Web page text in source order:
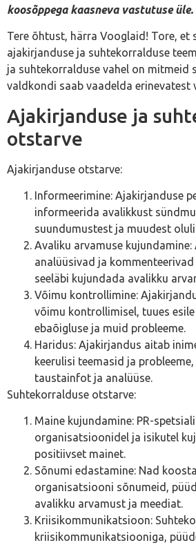
koosõppega kaasneva vastutuse üle.
Tere õhtust, härra Vooglaid! Tore, et
ajakirjanduse ja suhtekorralduse
ja suhtekorralduse vahel on mitmeid
valdkondi saab vaadelda erinevatest
Ajakirjanduse ja
otstarve
Ajakirjanduse otstarve:
Informeerimine: Ajakirjanduse
informeerida avalikkust
suundumustest ja muudest
Avaliku arvamuse kujundamine:
analüüsivad ja
seeläbi kujundada avalikku
Võimu kontrollimine:
võimu kontrollimisel, tuues
ebaõigluse ja muid probleeme.
Haridus: Ajakirjandus aitab
keerulisi teemasid ja
taustainfot ja analüüse.
Suhtekorralduse otstarve:
Maine kujundamine: PR-
organisatsioonidel ja isikutel
positiivset mainet.
Sõnumi edastamine: Nad
organisatsiooni sõnumeid,
avalikku arvamust ja meediat.
Kriisikommunikatsioon:
kriisikommunikatsiooniga,